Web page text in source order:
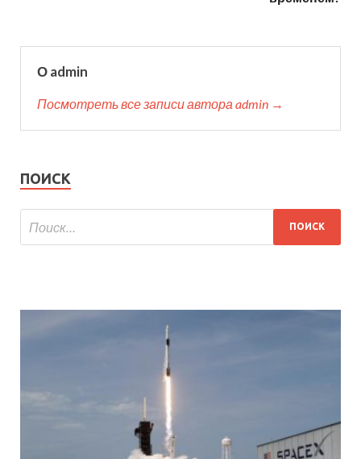
О admin
Посмотреть все записи автора admin →
ПОИСК